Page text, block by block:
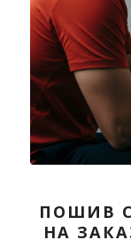
ПОШИВ
НА